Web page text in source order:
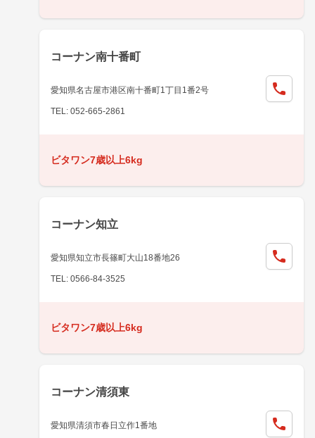
コーナン南十番町
愛知県名古屋市港区南十番町1丁目1番2号
TEL: 052-665-2861
ビタワン7歳以上6kg
コーナン知立
愛知県知立市長篠町大山18番地26
TEL: 0566-84-3525
ビタワン7歳以上6kg
コーナン清須東
愛知県清須市春日立作1番地